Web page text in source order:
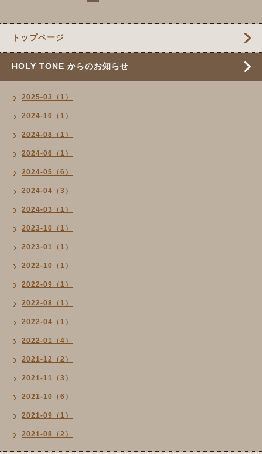
トップページ
HOLY TONE からのお知らせ
2025-03（1）
2024-10（1）
2024-08（1）
2024-06（1）
2024-05（6）
2024-04（3）
2024-03（1）
2023-10（1）
2023-01（1）
2022-10（1）
2022-09（1）
2022-08（1）
2022-04（1）
2022-01（4）
2021-12（2）
2021-11（3）
2021-10（6）
2021-09（1）
2021-08（2）